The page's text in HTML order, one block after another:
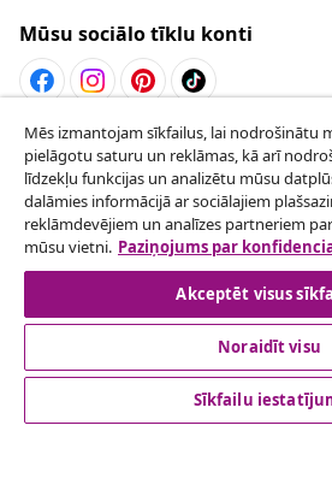
Mūsu sociālo tīklu konti
Atteikties no līguma
Iesniegt pieprasījumu par
pasūtījuma.
Atteikties no
klientu apkalpoanaš
Mēs izmantojam sīkfailus, lai nodrošinātu
pielāgotu saturu un reklāmas, kā arī
līdzekļu funkcijas un analizētu mūsu
dalāmies informācijā ar sociālajiem
reklāmdevējiem un analīzes partneriem
mūsu vietni. Paziņojums par
Akceptēt visus
Noraidīt visu
Sīkfailu